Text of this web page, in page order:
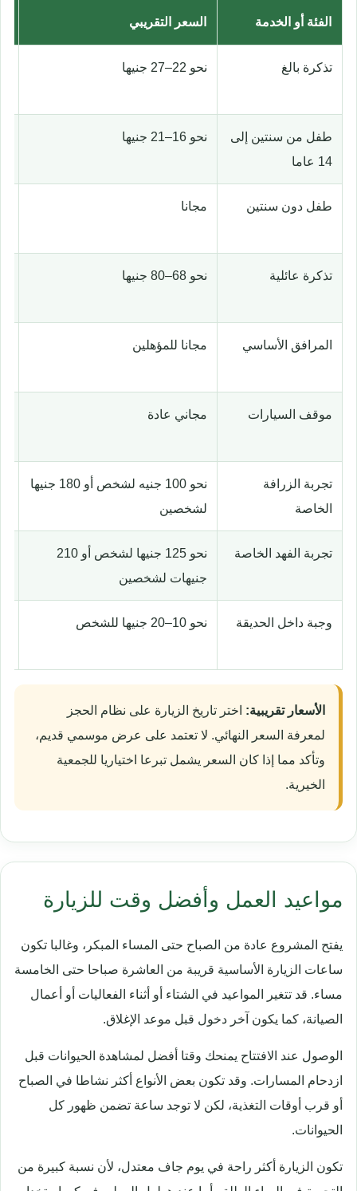
الفئة أو الخدمة السعر التقريبي
تذكرة بالغ نحو 22–27 جنيها
طفل من سنتين إلى
14 عاما
نحو 16–21 جنيها
طفل دون سنتين مجانا
تذكرة عائلية نحو 68–80 جنيها
المرافق الأساسي مجانا للمؤهلين
موقف السيارات مجاني عادة
تجربة الزرافة
الخاصة
نحو 100 جنيه لشخص أو 180 جنيها
لشخصين
تجربة الفهد الخاصة
نحو 125 جنيها لشخص أو 210
جنيهات لشخصين
وجبة داخل الحديقة نحو 10–20 جنيها للشخص
الأسعار تقريبية: اختر تاريخ الزيارة على نظام الحجز
لمعرفة السعر النهائي. لا تعتمد على عرض موسمي قديم،
وتأكد مما إذا كان السعر يشمل تبرعا اختياريا للجمعية
الخيرية.
مواعيد العمل وأفضل وقت للزيارة
يفتح المشروع عادة من الصباح حتى المساء المبكر، وغالبا تكون
ساعات الزيارة الأساسية قريبة من العاشرة صباحا حتى الخامسة
مساء. قد تتغير المواعيد في الشتاء أو أثناء الفعاليات أو أعمال
الصيانة، كما يكون آخر دخول قبل موعد الإغلاق.
الوصول عند الافتتاح يمنحك وقتا أفضل لمشاهدة الحيوانات قبل
ازدحام المسارات. وقد تكون بعض الأنواع أكثر نشاطا في الصباح
أو قرب أوقات التغذية، لكن لا توجد ساعة تضمن ظهور كل
الحيوانات.
تكون الزيارة أكثر راحة في يوم جاف معتدل، لأن نسبة كبيرة من